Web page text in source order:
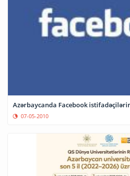
Azərbaycanda Facebook
07-05-2010